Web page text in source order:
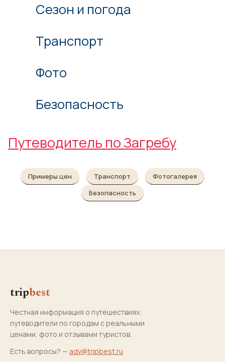
Сезон и погода
Транспорт
Фото
Безопасность
Путеводитель по Загребу
Примеры цен Транспорт
Фотогалерея
Безопасность
tripbest
Честная информация о путешествиях:
путеводители по городам с реальными
ценами, фото и отзывами туристов.
Есть вопросы? — adv@tripbest.ru